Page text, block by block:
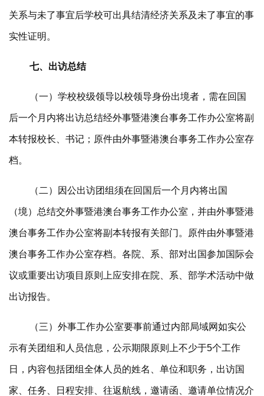
关系与未了事宜后学校可出具结清经济关系及未了事宜的事
实性证明。
七、出访总结
（一）学校校级领导以校领导身份出境者，需在回国
后一个月内将出访总结经外事暨港澳台事务工作办公室将副
本转报校长、书记；原件由外事暨港澳台事务工作办公室存
档。
（二）因公出访团组须在回国后一个月内将出国
（境）总结交外事暨港澳台事务工作办公室，并由外事暨港
澳台事务工作办公室将副本转报有关部门。原件由外事暨港
澳台事务工作办公室存档。各院、系、部对出国参加国际会
议或重要出访项目原则上应安排在院、系、部学术活动中做
出访报告。
（三）外事工作办公室要事前通过内部局域网如实公
示有关团组和人员信息，公示期限原则上不少于5个工作
日，内容包括团组全体人员的姓名、单位和职务，出访国
家、任务、日程安排、往返航线，邀请函、邀请单位情况介